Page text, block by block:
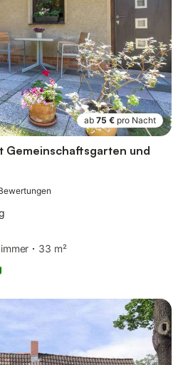
ab 75 € pro Nacht
Gemeinschaftsgarten und
33 m²